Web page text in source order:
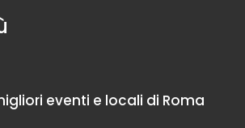
eventi e locali di Roma